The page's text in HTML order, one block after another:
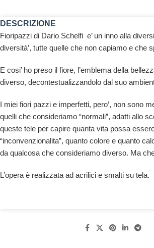
DESCRIZIONE
Fioripazzi di Dario Schelfi e’ un inno alla
diversità’, tutte quelle che non capiamo e che
E cosi’ ho preso il fiore, l’emblema della
diverso, decontestualizzandolo dal suo
I miei fiori pazzi e imperfetti, pero’, non sono
quelli che consideriamo “normali”, adatti allo
queste tele per capire quanta vita possa
“inconvenzionalita”, quanto colore e quanto
da qualcosa che consideriamo diverso. Ma
L’opera è realizzata ad acrilici e smalti su tela.